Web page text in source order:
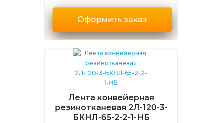
Оформить заказ
Лента конвейерная
резинотканевая 2Л-120-3-
БКНЛ-65-2-2-1-НБ